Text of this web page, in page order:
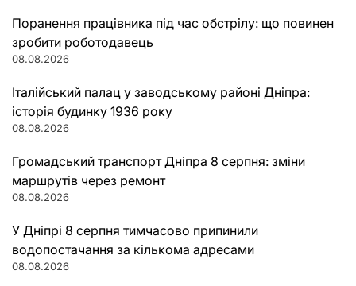
Поранення працівника під час обстрілу: що повинен
зробити роботодавець
08.08.2026
Італійський палац у заводському районі Дніпра:
історія будинку 1936 року
08.08.2026
Громадський транспорт Дніпра 8 серпня: зміни
маршрутів через ремонт
08.08.2026
У Дніпрі 8 серпня тимчасово припинили
водопостачання за кількома адресами
08.08.2026